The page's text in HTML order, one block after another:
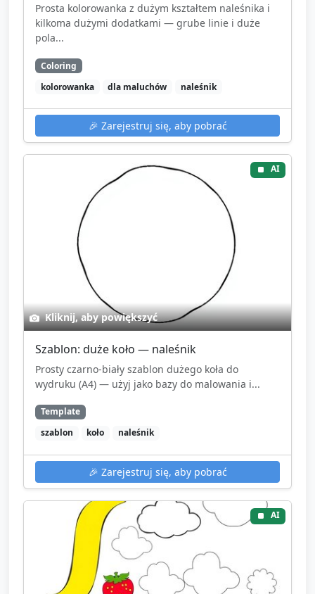
Prosta kolorowanka z dużym kształtem naleśnika i
kilkoma dużymi dodatkami — grube linie i duże
pola...
Coloring
kolorowanka
dla maluchów naleśnik
🎉 Zarejestruj się, aby pobrać
AI
Kliknij, aby powiększyć
Szablon: duże koło — naleśnik
Prosty czarno-biały szablon dużego koła do
wydruku (A4) — użyj jako bazy do malowania i...
Template
szablon
koło naleśnik
🎉 Zarejestruj się, aby pobrać
AI